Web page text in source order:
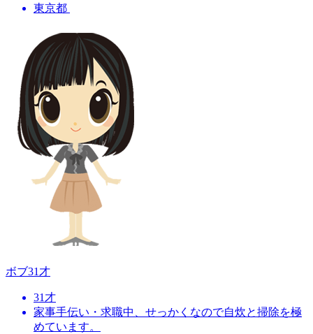
東京都
ボブ31才
31才
家事手伝い・求職中、せっかくなので自炊と掃除を極
めています。